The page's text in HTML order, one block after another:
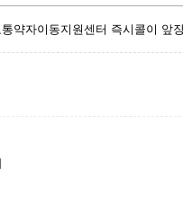
약자이동지원센터 즉시콜이 앞